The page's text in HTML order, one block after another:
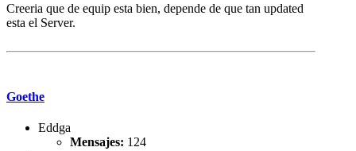
Creeria que de equip esta bien, depende de que tan updated
esta el Server.
Goethe
Eddga
Mensajes: 124